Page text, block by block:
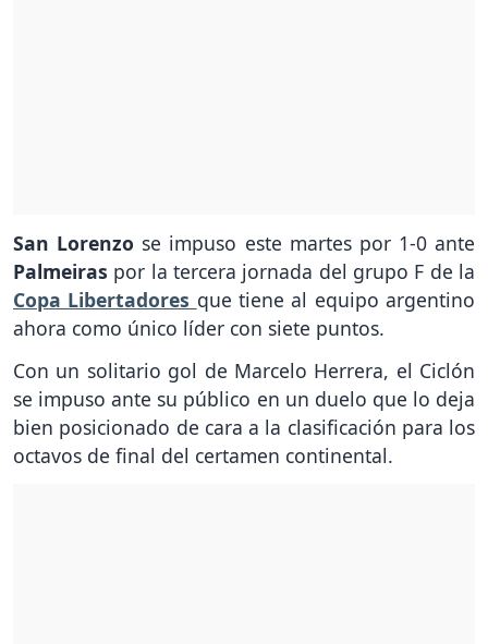
San Lorenzo se impuso este martes por 1-0 ante
Palmeiras por la tercera jornada del grupo F de la
Copa Libertadores que tiene al equipo argentino
ahora como único líder con siete puntos.
Con un solitario gol de Marcelo Herrera, el Ciclón
se impuso ante su público en un duelo que lo deja
bien posicionado de cara a la clasificación para los
octavos de final del certamen continental.